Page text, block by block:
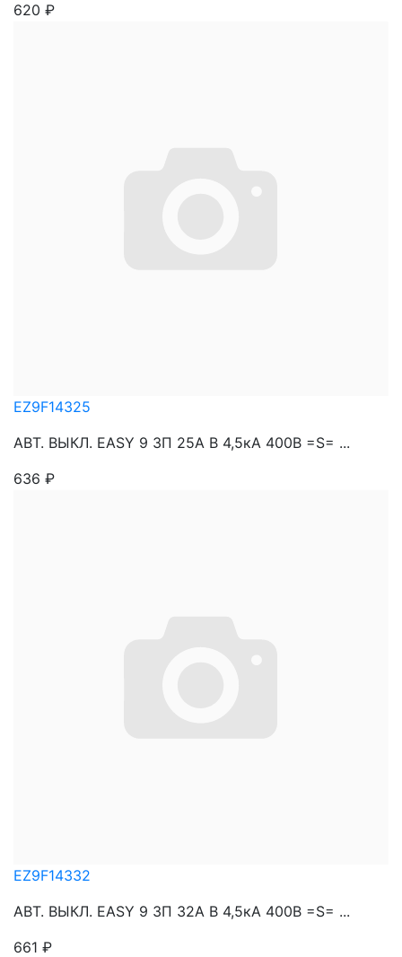
620 ₽
EZ9F14325
АВТ. ВЫКЛ. EASY 9 3П 25A B 4,5кА 400В =S= ...
636 ₽
EZ9F14332
АВТ. ВЫКЛ. EASY 9 3П 32A B 4,5кА 400В =S= ...
661 ₽